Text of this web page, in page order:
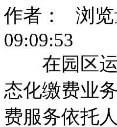
作者： 浏览
09:09:53
在园区运
态化缴费业
费服务依托